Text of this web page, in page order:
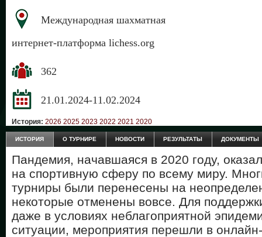
Международная шахматная
интернет-платформа lichess.org
362
21.01.2024-11.02.2024
История: 2026 2025 2023 2022 2021 2020
ИСТОРИЯ О ТУРНИРЕ НОВОСТИ РЕЗУЛЬТАТЫ ДОКУМЕНТЫ
Пандемия, начавшаяся в 2020 году,
на спортивную сферу по всему миру.
турниры были перенесены на
некоторые отменены вовсе. Для
даже в условиях неблагоприятной
ситуации, мероприятия перешли в